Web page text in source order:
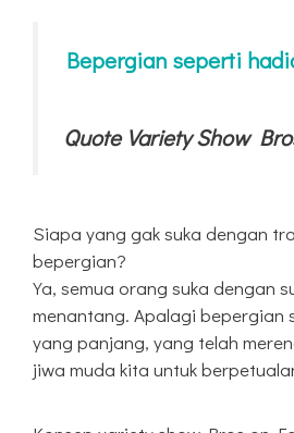
Bepergian seperti
Quote Variety Show
Siapa yang gak suka dengan
bepergian?
Ya, semua orang suka dengan
menantang. Apalagi bepergian
yang panjang, yang telah
jiwa muda kita untuk